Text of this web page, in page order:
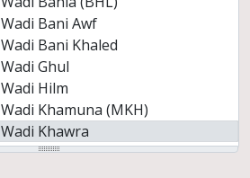
Wadi Bani Awf
Wadi Bani Khaled
Wadi Ghul
Wadi Hilm
Wadi Khamuna (MKH)
Wadi Khawra
Wadi Massawa